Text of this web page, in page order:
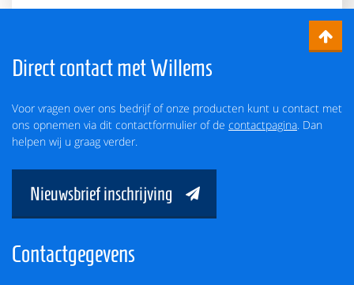
Direct contact met Willems
Voor vragen over ons bedrijf of onze producten kunt u contact met
ons opnemen via dit contactformulier of de contactpagina. Dan
helpen wij u graag verder.
Nieuwsbrief inschrijving
Contactgegevens